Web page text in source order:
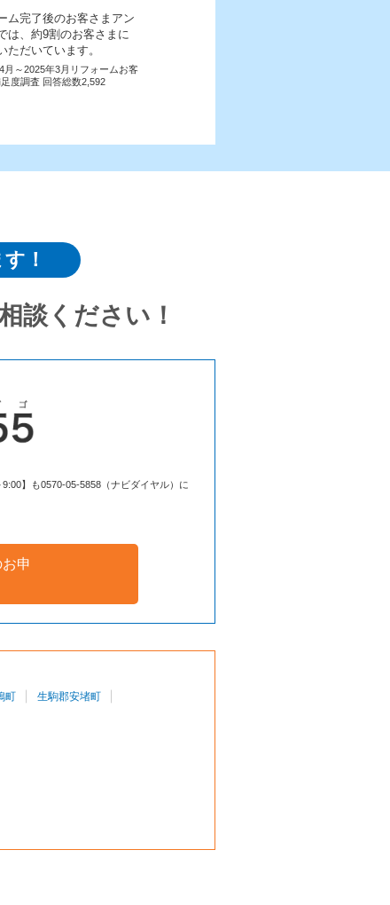
ム完了後のお客さまアン
は、約9割のお客さまに
ただいています。
月～2025年3月リフォームお客
度調査 回答総数2,592
！
談ください！
】も0570-05-5858（ナビダイヤル）に
申
町
生駒郡安堵町